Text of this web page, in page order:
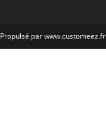
Propulsé par www.customeez.fr